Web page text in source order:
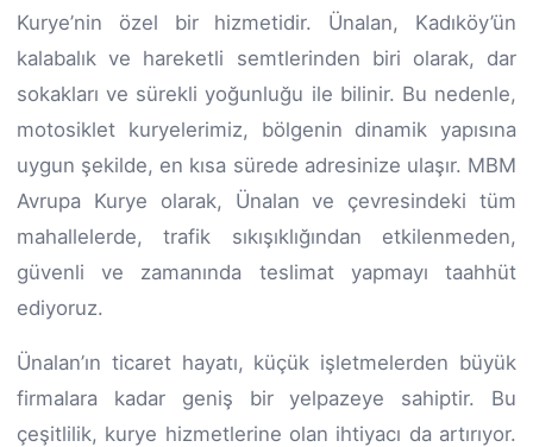
Kurye’nin özel bir hizmetidir. Ünalan, Kadıköy’ün
kalabalık ve hareketli semtlerinden biri olarak, dar
sokakları ve sürekli yoğunluğu ile bilinir. Bu nedenle,
motosiklet kuryelerimiz, bölgenin dinamik yapısına
uygun şekilde, en kısa sürede adresinize ulaşır. MBM
Avrupa Kurye olarak, Ünalan ve çevresindeki tüm
mahallelerde, trafik sıkışıklığından etkilenmeden,
güvenli ve zamanında teslimat yapmayı taahhüt
ediyoruz.
Ünalan’ın ticaret hayatı, küçük işletmelerden büyük
firmalara kadar geniş bir yelpazeye sahiptir. Bu
çeşitlilik, kurye hizmetlerine olan ihtiyacı da artırıyor.